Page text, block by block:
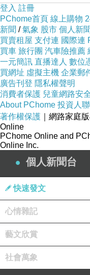
蟬
我
陽
登入 註冊
PChome首頁 線上購物
新聞 /氣象 股市 個人新
買賣租屋 支付連 國際連
買車 旅行團 汽車險推薦
一元簡訊 直播達人 數位
買網址 虛擬主機 企業郵
廣告刊登 隱私權聲明
消費者保護 兒童網路安
About PChome 投資人
著作權保護 ｜網路家庭
Online
PChome Online and
Online Inc.
個人新聞台
快速發文
心情雜記
藝文欣賞
社會萬象